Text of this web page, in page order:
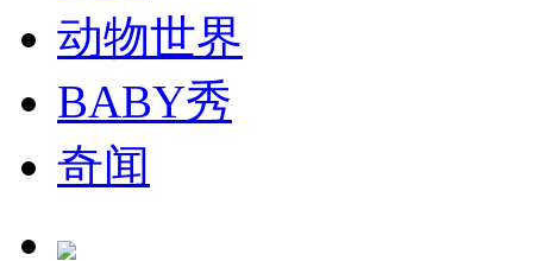
消防员救轻生者 花炮节热闹非凡
动物世界
BABY秀
奇闻